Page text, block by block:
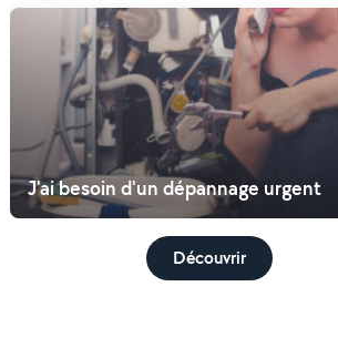
J'ai besoin d'un dépannage urgent
Découvrir